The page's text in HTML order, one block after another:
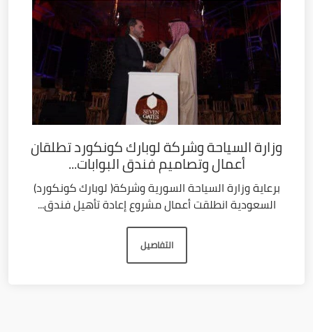
وزارة السياحة وشركة لوبارك كونكورد تطلقان
أعمال وتصاميم فندق البوابات...
برعاية وزارة السياحة السورية وشركة( لوبارك كونكورد)
السعودية انطلقت أعمال مشروع إعادة تأهيل فندق...
التفاصيل